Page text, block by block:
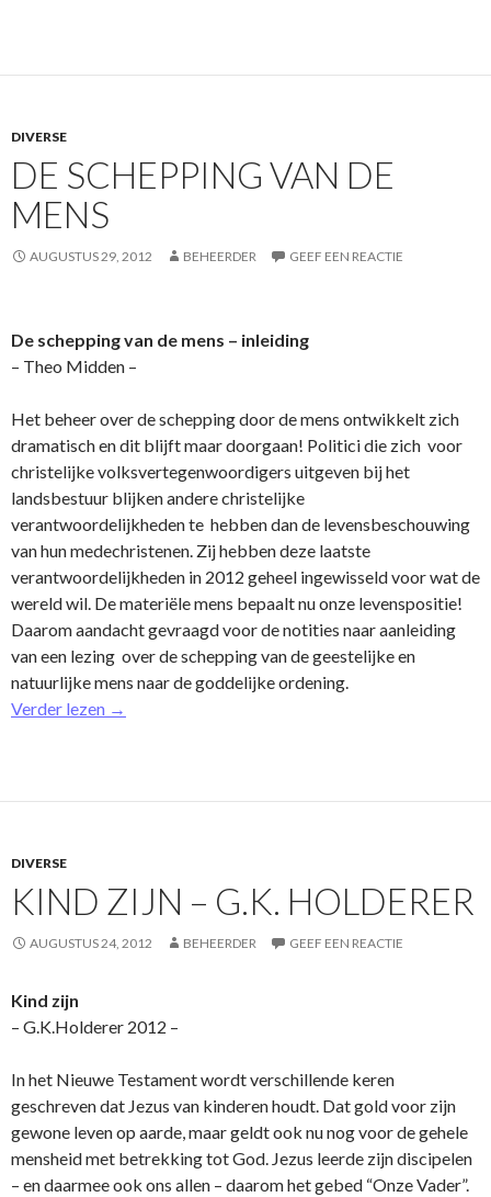
DIVERSE
DE SCHEPPING VAN DE
MENS
AUGUSTUS 29, 2012 BEHEERDER GEEF EEN REACTIE
De schepping van de mens – inleiding
– Theo Midden –
Het beheer over de schepping door de mens o­ntwikkelt zich
dramatisch en dit blijft maar doorgaan! Politici die zich voor
christelijke volksvertegenwoordigers uitgeven bij het
landsbestuur blijken andere christelijke
verantwoordelijkheden te hebben dan de levensbeschouwing
van hun medechristenen. Zij hebben deze laatste
verantwoordelijkheden in 2012 geheel ingewisseld voor wat de
wereld wil. De materiële mens bepaalt nu o­nze levenspositie!
Daarom aandacht gevraagd voor de notities naar aanleiding
van een lezing over de schepping van de geestelijke en
natuurlijke mens naar de goddelijke ordening.
Verder lezen →
DIVERSE
KIND ZIJN – G.K. HOLDERER
AUGUSTUS 24, 2012 BEHEERDER GEEF EEN REACTIE
Kind zijn
– G.K.Holderer 2012 –
In het Nieuwe Testament wordt verschillende keren
geschreven dat Jezus van kinderen houdt. Dat gold voor zijn
gewone leven op aarde, maar geldt ook nu nog voor de gehele
mensheid met betrekking tot God. Jezus leerde zijn discipelen
– en daarmee ook o­ns allen – daarom het gebed “Onze Vader”.